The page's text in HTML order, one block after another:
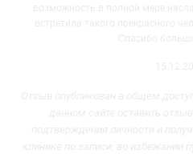
возможность в полной мере
встретила такого
прекрасного
Спасибо
Отзыв опубликован в общем
данном сайте оставить
подтверждения личности и
клинике
по записи, во избежании